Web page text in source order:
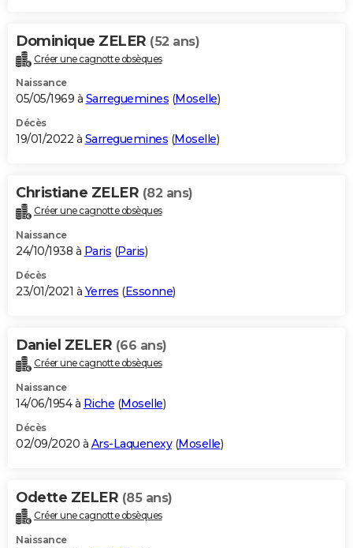
Dominique ZELER (52 ans)
Créer une cagnotte obsèques
Naissance
05/05/1969 à Sarreguemines (Moselle)
Décès
19/01/2022 à Sarreguemines (Moselle)
Christiane ZELER (82 ans)
Créer une cagnotte obsèques
Naissance
24/10/1938 à Paris (Paris)
Décès
23/01/2021 à Yerres (Essonne)
Daniel ZELER (66 ans)
Créer une cagnotte obsèques
Naissance
14/06/1954 à Riche (Moselle)
Décès
02/09/2020 à Ars-Laquenexy(Moselle)
Odette ZELER (85 ans)
Créer une cagnotte obsèques
Naissance